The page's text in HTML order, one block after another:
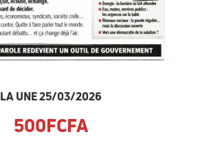
LA UNE 25/03/2026
500FCFA